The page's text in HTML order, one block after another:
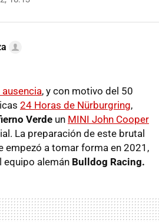
ausencia, y con motivo del 50
24 Horas de Nürburgring,
Verde un MINI John Cooper
La preparación de este brutal
empezó a tomar forma en 2021,
equipo alemán Bulldog Racing.